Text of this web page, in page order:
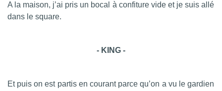
A la maison, j’ai pris un bocal à confiture vide et je suis allé
dans le square.
- KING -
Et puis on est partis en courant parce qu’on a vu le gardien